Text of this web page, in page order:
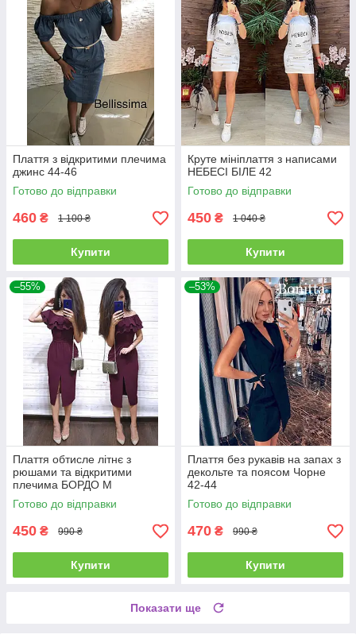
Плаття з відкритими плечима
джинс 44-46
Готово до відправки
460 ₴ 1 100 ₴
Купити
Круте мініплаття з написами
НЕБЕСІ БІЛЕ 42
Готово до відправки
450 ₴ 1 040 ₴
Купити
–55%
Плаття обтисле літнє з
рюшами та відкритими
плечима БОРДО М
Готово до відправки
450 ₴ 990 ₴
Купити
–53%
Плаття без рукавів на запах з
декольте та поясом Чорне
42-44
Готово до відправки
470 ₴ 990 ₴
Купити
Показати ще